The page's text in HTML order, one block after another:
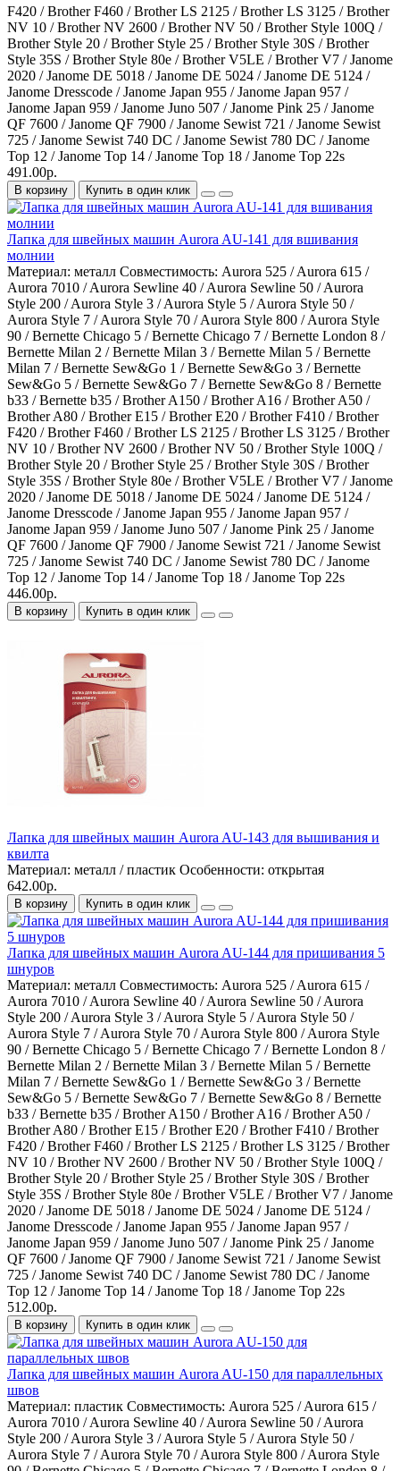
F420 / Brother F460 / Brother LS 2125 / Brother LS 3125 / Brother
NV 10 / Brother NV 2600 / Brother NV 50 / Brother Style 100Q /
Brother Style 20 / Brother Style 25 / Brother Style 30S / Brother
Style 35S / Brother Style 80e / Brother V5LE / Brother V7 / Janome
2020 / Janome DE 5018 / Janome DE 5024 / Janome DE 5124 /
Janome Dresscode / Janome Japan 955 / Janome Japan 957 /
Janome Japan 959 / Janome Juno 507 / Janome Pink 25 / Janome
QF 7600 / Janome QF 7900 / Janome Sewist 721 / Janome Sewist
725 / Janome Sewist 740 DC / Janome Sewist 780 DC / Janome
Top 12 / Janome Top 14 / Janome Top 18 / Janome Top 22s
491.00р.
В корзину Купить в один клик
Лапка для швейных машин Aurora AU-141 для вшивания
молнии
Материал: металл Совместимость: Aurora 525 / Aurora 615 /
Aurora 7010 / Aurora Sewline 40 / Aurora Sewline 50 / Aurora
Style 200 / Aurora Style 3 / Aurora Style 5 / Aurora Style 50 /
Aurora Style 7 / Aurora Style 70 / Aurora Style 800 / Aurora Style
90 / Bernette Chicago 5 / Bernette Chicago 7 / Bernette London 8 /
Bernette Milan 2 / Bernette Milan 3 / Bernette Milan 5 / Bernette
Milan 7 / Bernette Sew&Go 1 / Bernette Sew&Go 3 / Bernette
Sew&Go 5 / Bernette Sew&Go 7 / Bernette Sew&Go 8 / Bernette
b33 / Bernette b35 / Brother A150 / Brother A16 / Brother A50 /
Brother A80 / Brother E15 / Brother E20 / Brother F410 / Brother
F420 / Brother F460 / Brother LS 2125 / Brother LS 3125 / Brother
NV 10 / Brother NV 2600 / Brother NV 50 / Brother Style 100Q /
Brother Style 20 / Brother Style 25 / Brother Style 30S / Brother
Style 35S / Brother Style 80e / Brother V5LE / Brother V7 / Janome
2020 / Janome DE 5018 / Janome DE 5024 / Janome DE 5124 /
Janome Dresscode / Janome Japan 955 / Janome Japan 957 /
Janome Japan 959 / Janome Juno 507 / Janome Pink 25 / Janome
QF 7600 / Janome QF 7900 / Janome Sewist 721 / Janome Sewist
725 / Janome Sewist 740 DC / Janome Sewist 780 DC / Janome
Top 12 / Janome Top 14 / Janome Top 18 / Janome Top 22s
446.00р.
В корзину Купить в один клик
Лапка для швейных машин Aurora AU-143 для вышивания и
квилта
Материал: металл / пластик Особенности: открытая
642.00р.
В корзину Купить в один клик
Лапка для швейных машин Aurora AU-144 для пришивания 5
шнуров
Материал: металл Совместимость: Aurora 525 / Aurora 615 /
Aurora 7010 / Aurora Sewline 40 / Aurora Sewline 50 / Aurora
Style 200 / Aurora Style 3 / Aurora Style 5 / Aurora Style 50 /
Aurora Style 7 / Aurora Style 70 / Aurora Style 800 / Aurora Style
90 / Bernette Chicago 5 / Bernette Chicago 7 / Bernette London 8 /
Bernette Milan 2 / Bernette Milan 3 / Bernette Milan 5 / Bernette
Milan 7 / Bernette Sew&Go 1 / Bernette Sew&Go 3 / Bernette
Sew&Go 5 / Bernette Sew&Go 7 / Bernette Sew&Go 8 / Bernette
b33 / Bernette b35 / Brother A150 / Brother A16 / Brother A50 /
Brother A80 / Brother E15 / Brother E20 / Brother F410 / Brother
F420 / Brother F460 / Brother LS 2125 / Brother LS 3125 / Brother
NV 10 / Brother NV 2600 / Brother NV 50 / Brother Style 100Q /
Brother Style 20 / Brother Style 25 / Brother Style 30S / Brother
Style 35S / Brother Style 80e / Brother V5LE / Brother V7 / Janome
2020 / Janome DE 5018 / Janome DE 5024 / Janome DE 5124 /
Janome Dresscode / Janome Japan 955 / Janome Japan 957 /
Janome Japan 959 / Janome Juno 507 / Janome Pink 25 / Janome
QF 7600 / Janome QF 7900 / Janome Sewist 721 / Janome Sewist
725 / Janome Sewist 740 DC / Janome Sewist 780 DC / Janome
Top 12 / Janome Top 14 / Janome Top 18 / Janome Top 22s
512.00р.
В корзину Купить в один клик
Лапка для швейных машин Aurora AU-150 для параллельных
швов
Материал: пластик Совместимость: Aurora 525 / Aurora 615 /
Aurora 7010 / Aurora Sewline 40 / Aurora Sewline 50 / Aurora
Style 200 / Aurora Style 3 / Aurora Style 5 / Aurora Style 50 /
Aurora Style 7 / Aurora Style 70 / Aurora Style 800 / Aurora Style